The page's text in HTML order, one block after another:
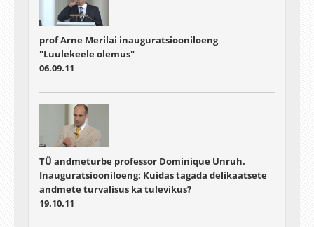
prof Arne Merilai inauguratsiooniloeng
"Luulekeele olemus"
06.09.11
TÜ andmeturbe professor Dominique Unruh.
Inauguratsiooniloeng: Kuidas tagada delikaatsete
andmete turvalisus ka tulevikus?
19.10.11